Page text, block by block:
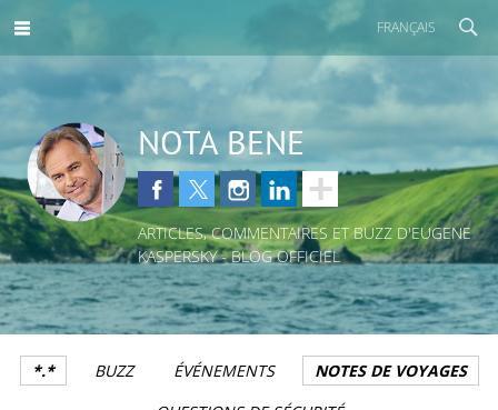
FRANÇAIS
NOTA BENE
ARTICLES, COMMENTAIRES ET BUZZ D'EUGENE
KASPERSKY - BLOG OFFICIEL
*.* BUZZ ÉVÉNEMENTS
NOTES DE VOYAGES